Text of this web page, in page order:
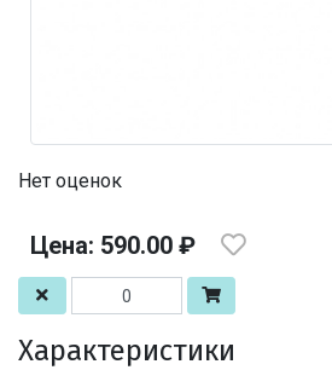
Нет оценок
Цена: 590.00 ₽
Характеристики